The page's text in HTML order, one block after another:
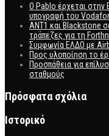
Ο Pablo έρχεται στην
υπογραφή του
ΑΝΤ1 και Blackstone
τράπεζες για τη
Συμφωνία ΕΛΔΟ με
Προς υλοποίηση το
Προσπάθεια για
σταθμούς
Πρόσφατα σχόλια
Ιστορικό